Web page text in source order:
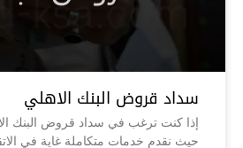
سداد قروض البنك الاهلي
إذا كنت ترغب في سداد قروض البنك
حيث نقدم خدمات متكاملة غاية في